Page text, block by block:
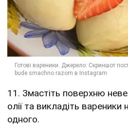
11. Змастіть поверхню
олії та викладіть вареники
одного.